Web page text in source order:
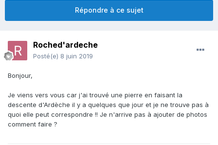
Répondre à ce sujet
Roched'ardeche
Posté(e) 8 juin 2019
Bonjour,
Je viens vers vous car j'ai trouvé une pierre en faisant la
descente d'Ardèche il y a quelques que jour et je ne trouve pas à
quoi elle peut correspondre !! Je n'arrive pas à ajouter de photos
comment faire ?